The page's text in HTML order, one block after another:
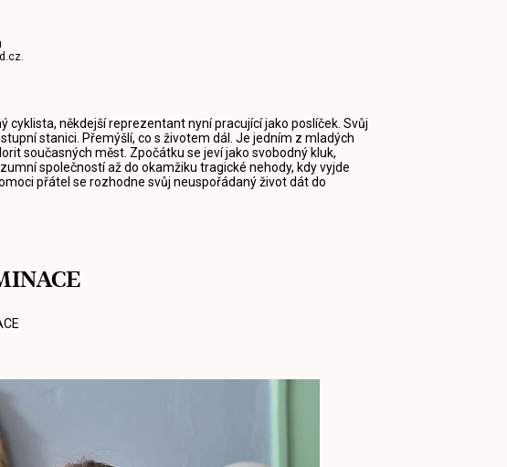
.
někdejší reprezentant nyní pracující jako poslíček. Svůj
stanici. Přemýšlí, co s životem dál. Je jedním z mladých
současných měst. Zpočátku se jeví jako svobodný kluk,
společností až do okamžiku tragické nehody, kdy vyjde
přátel se rozhodne svůj neuspořádaný život dát do